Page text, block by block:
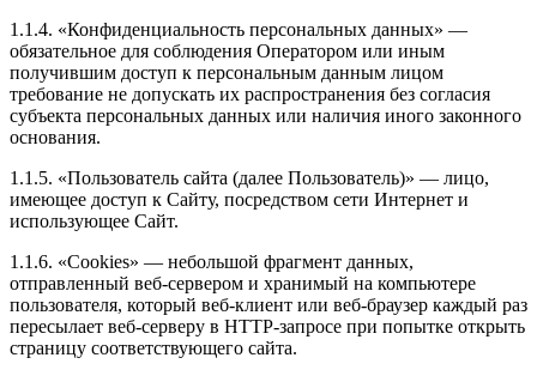
1.1.4. «Конфиденциальность персональных данных» —
обязательное для соблюдения Оператором или иным
получившим доступ к персональным данным лицом
требование не допускать их распространения без согласия
субъекта персональных данных или наличия иного законного
основания.
1.1.5. «Пользователь сайта (далее Пользователь)» — лицо,
имеющее доступ к Сайту, посредством сети Интернет и
использующее Сайт.
1.1.6. «Cookies» — небольшой фрагмент данных,
отправленный веб-сервером и хранимый на компьютере
пользователя, который веб-клиент или веб-браузер каждый раз
пересылает веб-серверу в HTTP-запросе при попытке открыть
страницу соответствующего сайта.